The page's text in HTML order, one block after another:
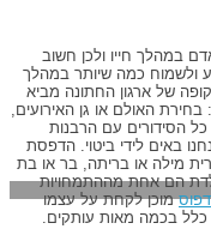
במהלך חייו ולכן חשוב
ולשמוח כמה שיותר במהלך
של ארגון החתונה מביא
האולם או גן האירועים,
כל הסידורים עם הרבנות
באים לידי ביטוי. הדפסת
מילה או בריתה, בר או בת
הם אחת מההתמחויות
מוכן לקחת על עצמו
כלל בכמה מאות עותקים.